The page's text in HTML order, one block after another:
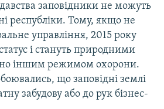
заповідники не можуть
республіки. Тому, якщо не
управління, 2015 року
і стануть природними
іншим режимом охорони.
що заповідні землі
забудову або до рук бізнес-